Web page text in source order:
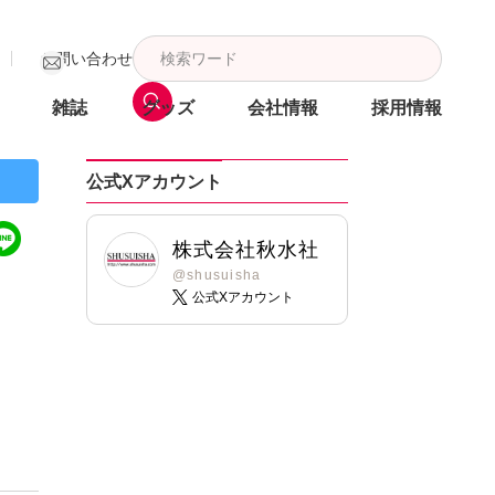
お問い合わせ
雑誌 グッズ 会社情報 採用情報
公式Xアカウント
株式会社秋水社
@shusuisha
公式Xアカウント